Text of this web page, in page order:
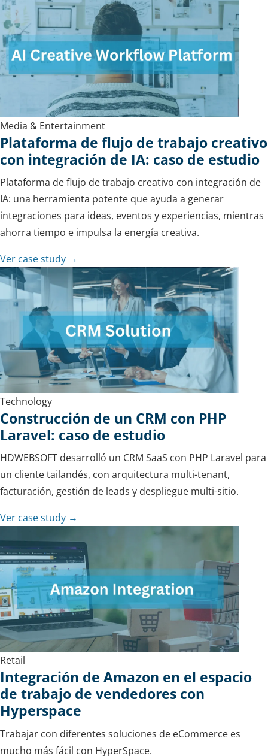
Media & Entertainment
Plataforma de flujo de trabajo creativo
con integración de IA: caso de estudio
Plataforma de flujo de trabajo creativo con integración de
IA: una herramienta potente que ayuda a generar
integraciones para ideas, eventos y experiencias, mientras
ahorra tiempo e impulsa la energía creativa.
Ver case study →
Technology
Construcción de un CRM con PHP
Laravel: caso de estudio
HDWEBSOFT desarrolló un CRM SaaS con PHP Laravel para
un cliente tailandés, con arquitectura multi-tenant,
facturación, gestión de leads y despliegue multi-sitio.
Ver case study →
Retail
Integración de Amazon en el espacio
de trabajo de vendedores con
Hyperspace
Trabajar con diferentes soluciones de eCommerce es
mucho más fácil con HyperSpace.